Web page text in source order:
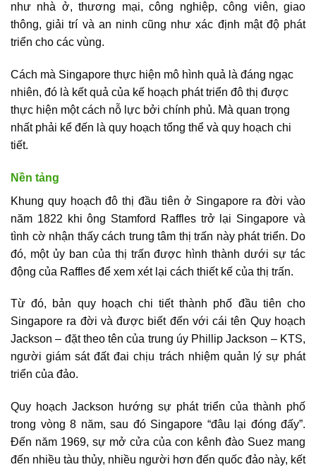
như nhà ở, thương mại, công nghiệp, công viên, giao
thông, giải trí và an ninh cũng như xác định mật độ phát
triển cho các vùng.
Cách mà Singapore thực hiện mô hình quả là đáng ngạc
nhiên, đó là kết quả của kế hoạch phát triển đô thị được
thực hiện một cách nỗ lực bởi chính phủ. Mà quan trọng
nhất phải kể đến là quy hoạch tổng thể và quy hoạch chi
tiết.
Nền tảng
Khung quy hoạch đô thị đầu tiên ở Singapore ra đời vào
năm 1822 khi ông Stamford Raffles trở lại Singapore và
tình cờ nhận thấy cách trung tâm thị trấn này phát triển. Do
đó, một ủy ban của thị trấn được hình thành dưới sự tác
động của Raffles để xem xét lại cách thiết kế của thị trấn.
Từ đó, bản quy hoạch chi tiết thành phố đầu tiên cho
Singapore ra đời và được biết đến với cái tên Quy hoạch
Jackson – đặt theo tên của trung úy Phillip Jackson – KTS,
người giám sát đất đai chịu trách nhiệm quản lý sự phát
triển của đảo.
Quy hoạch Jackson hướng sự phát triển của thành phố
trong vòng 8 năm, sau đó Singapore “đâu lại đóng đấy”.
Đến năm 1969, sự mở cửa của con kênh đào Suez mang
đến nhiều tàu thủy, nhiều người hơn đến quốc đảo này, kết